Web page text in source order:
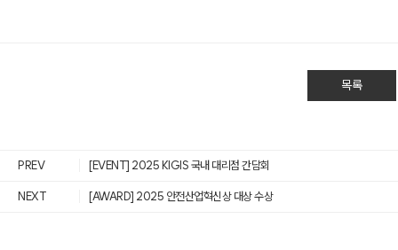
목록
PREV [EVENT] 2025 KIGIS 국내 대리점 간담회
NEXT [AWARD] 2025 안전산업혁신상 대상 수상